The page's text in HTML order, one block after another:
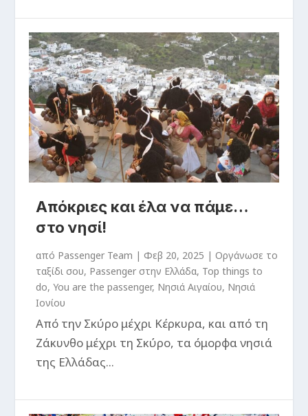
Απόκριες και έλα να πάμε…
στο νησί!
από Passenger Team | Φεβ 20, 2025 |Oργάνωσε το
ταξίδι σου, Passenger στην Ελλάδα, Top things to
do,You are the passenger, Νησιά Αιγαίου, Νησιά
Ιονίου
Από την Σκύρο μέχρι Κέρκυρα, και από τη
Ζάκυνθο μέχρι τη Σκύρο, τα όμορφα νησιά
της Ελλάδας...